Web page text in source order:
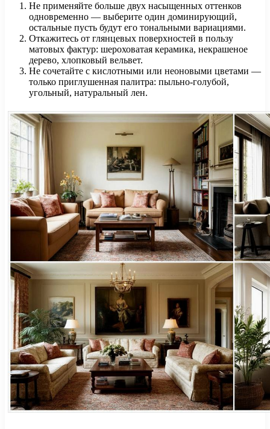
Не применяйте больше двух насыщенных оттенков
одновременно — выберите один доминирующий,
остальные пусть будут его тональными вариациями.
Откажитесь от глянцевых поверхностей в пользу
матовых фактур: шероховатая керамика, некрашеное
дерево, хлопковый вельвет.
Не сочетайте с кислотными или неоновыми цветами —
только приглушенная палитра: пыльно-голубой,
угольный, натуральный лен.